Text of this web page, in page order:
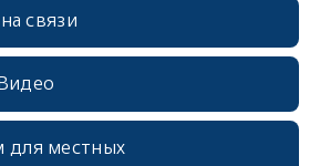
связи
для местных